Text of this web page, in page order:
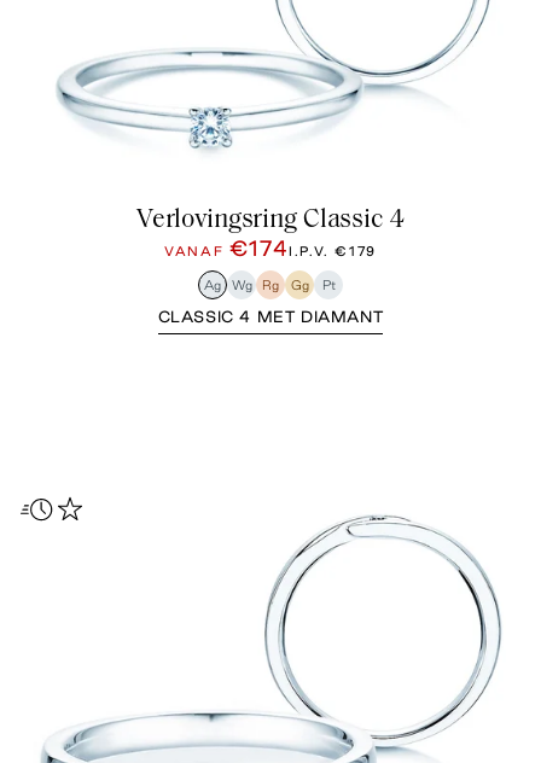
Verlovingsring Classic 4
VANAF €174I.P.V.€179
Ag Wg Rg Gg Pt
CLASSIC 4 MET DIAMANT